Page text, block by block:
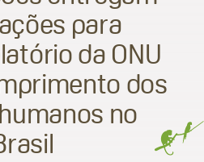
para
da ONU
dos
no